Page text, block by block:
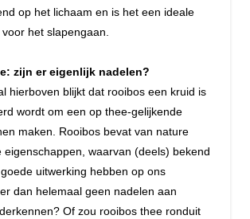
op het lichaam en is het een ideale
het slapengaan.
zijn er eigenlijk nadelen?
hierboven blijkt dat rooibos een kruid is
wordt om een op thee-gelijkende
maken. Rooibos bevat van nature
eigenschappen, waarvan (deels) bekend
uitwerking hebben op ons
dan helemaal geen nadelen aan
Of zou rooibos thee ronduit